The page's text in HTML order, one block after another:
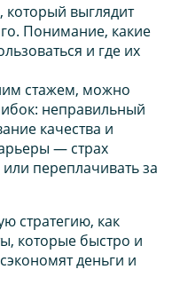
который выглядит
Понимание, какие
и где их
стажем, можно
неправильный
качества и
— страх
переплачивать за
стратегию, как
которые быстро и
деньги и